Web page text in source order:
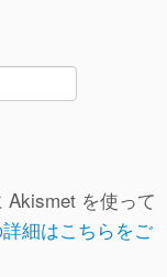
Akismet を使って
細はこちらをご